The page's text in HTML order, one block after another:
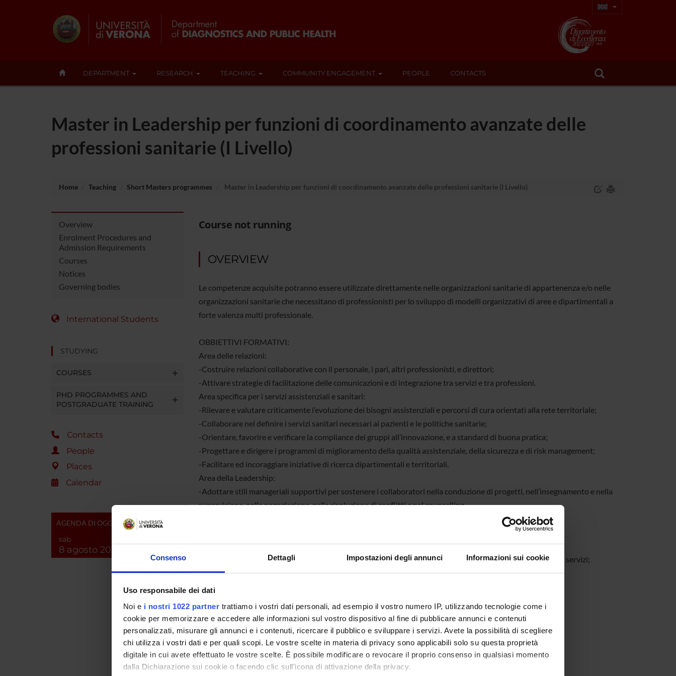
Consenso Dettagli Impostazioni degli annunci Informazioni sui cookie
Uso responsabile dei dati
Noi e i nostri 1022 partner trattiamo i vostri dati personali, ad esempio il vostro numero IP, utilizzando tecnologie come i
cookie per memorizzare e accedere alle informazioni sul vostro dispositivo al fine di pubblicare annunci e contenuti
personalizzati, misurare gli annunci e i contenuti, ricercare il pubblico e sviluppare i servizi. Avete la possibilità di scegliere
chi utilizza i vostri dati e per quali scopi. Le vostre scelte in materia di privacy sono applicabili solo su questa proprietà
digitale in cui avete effettuato le vostre scelte. È possibile modificare o revocare il proprio consenso in qualsiasi momento
dalla Dichiarazione sui cookie o facendo clic sull'icona di attivazione della privacy.
DEPARTMENT RESEARCH TEACHING COMMUNITY ENGAGEMENT PEOPLE CONTACTS
Master in Leadership per funzioni di coordinamento avanzate delle
professioni sanitarie (I Livello)
Home Teaching Short Masters programmes Master in Leadership per funzioni di coordinamento avanzate delle professioni sanitarie (I Livello)
Overview
Enrolment Procedures and
Admission Requirements
Courses
Notices
Governing bodies
International Students
STUDYING
COURSES
PHD PROGRAMMES AND
POSTGRADUATE TRAINING
Contacts
People
Places
Calendar
AGENDA DI OGGI
sab
8 agosto 2026
Course not running
OVERVIEW
Le competenze acquisite potranno essere utilizzate direttamente nelle organizzazioni sanitarie di appartenenza e/o nelle
organizzazioni sanitarie che necessitano di professionisti per lo sviluppo di modelli organizzativi di aree e dipartimentali a
forte valenza multi professionale.
OBBIETTIVI FORMATIVI:
Area delle relazioni:
-Costruire relazioni collaborative con il personale, i pari, altri professionisti, e direttori;
-Attivare strategie di facilitazione delle comunicazioni e di integrazione tra servizi e tra professioni.
Area specifica per i servizi assistenziali e sanitari:
-Rilevare e valutare criticamente l’evoluzione dei bisogni assistenziali e percorsi di cura orientati alla rete territoriale;
-Collaborare nel definire i servizi sanitari necessari ai pazienti e le politiche sanitarie;
-Orientare, favorire e verificare la compliance dei gruppi all’innovazione, e a standard di buona pratica;
-Progettare e dirigere i programmi di miglioramento della qualità assistenziale, della sicurezza e di risk management;
-Facilitare ed incoraggiare iniziative di ricerca dipartimentali e territoriali.
Area della Leadership:
-Adottare stili manageriali supportivi per sostenere i collaboratori nella conduzione di progetti, nell’insegnamento e nella
supervisione, nella negoziazione, nella risoluzione di conflitti e nel counselling.
-Pianificare, dirigere e gestire il budget in relazione agli obiettivi ed alle politiche assistenziali/sanitarie;
-Applicare problem solving e il decision making nella gestione delle attività;
-Identificare future abilità/competenze necessarie per garantire l’eccellenza, nuove riorganizzazioni o nuovi servizi;
-Attivare e condividere politiche e strategie orientate al benessere lavorativo e a valorizzare le diversità;
-Attivare condividere politiche orientate all’appropriatezza e alla valutazione degli esiti.
*** I TERMINI DI ISCRIZIONE SONO APERTI FINO AL 13/11/2018 ***
Spazio e-Learning del Corso (A.A. 2018/19)